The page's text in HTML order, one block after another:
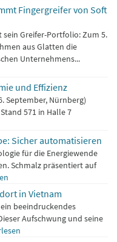
Fingergreifer von Soft
sein Greifer-Portfolio: Zum 5.
aus Glatten die
Unternehmens...
und Effizienz
September, Nürnberg)
571 in Halle 7
Sicher automatisieren
für die Energiewende
Schmalz präsentiert auf
in Vietnam
beeindruckendes
Aufschwung und seine